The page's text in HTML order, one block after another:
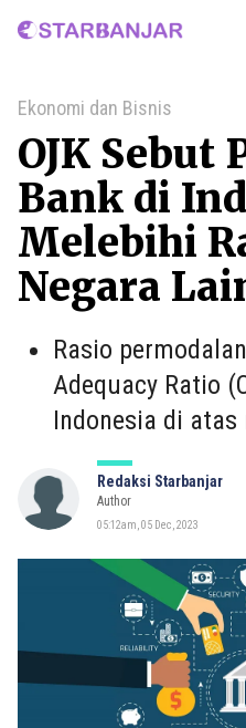
Home
Ekonomi dan Bisnis
OJK Sebut
Bank di
Melebihi
Negara
Rasio
Adequacy Ratio
Indonesia di
Redaksi Starbanjar
Author
05:12am, 05 Dec, 2023